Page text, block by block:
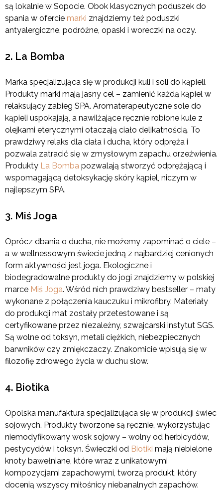
są lokalnie w Sopocie. Obok klasycznych poduszek do
spania w ofercie marki znajdziemy też poduszki
antyalergiczne, podróżne, opaski i woreczki na oczy.
2. La Bomba
Marka specjalizująca się w produkcji kuli i soli do kąpieli.
Produkty marki mają jasny cel – zamienić każdą kąpiel w
relaksujący zabieg SPA. Aromaterapeutyczne sole do
kąpieli uspokajają, a nawilżające ręcznie robione kule z
olejkami eterycznymi otaczają ciało delikatnością. To
prawdziwy relaks dla ciała i ducha, który odpręża i
pozwala zatracić się w zmysłowym zapachu orzeźwienia.
Produkty La Bomba pozwalają stworzyć odprężającą i
wspomagającą detoksykację skóry kąpiel, niczym w
najlepszym SPA.
3. Miś Joga
Oprócz dbania o ducha, nie możemy zapominać o ciele –
a w wellnessowym świecie jedną z najbardziej cenionych
form aktywności jest joga. Ekologiczne i
biodegradowalne produkty do jogi znajdziemy w polskiej
marce Miś Joga. Wśród nich prawdziwy bestseller – maty
wykonane z połączenia kauczuku i mikrofibry. Materiały
do produkcji mat zostały przetestowane i są
certyfikowane przez niezależny, szwajcarski instytut SGS.
Są wolne od toksyn, metali ciężkich, niebezpiecznych
barwników czy zmiękczaczy. Znakomicie wpisują się w
filozofię zdrowego życia w duchu slow.
4. Biotika
Opolska manufaktura specjalizująca się w produkcji świec
sojowych. Produkty tworzone są ręcznie, wykorzystując
niemodyfikowany wosk sojowy – wolny od herbicydów,
pestycydów i toksyn. Świeczki od Biotiki mają niebielone
knoty bawełniane, które wraz z unikatowymi
kompozycjami zapachowymi, tworzą produkt, który
docenią wszyscy miłośnicy niebanalnych zapachów.